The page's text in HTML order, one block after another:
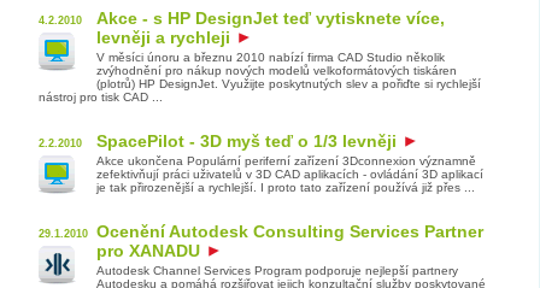
4.2.2010
Akce - s HP DesignJet teď vytisknete více,
levněji a rychleji
V měsíci únoru a březnu 2010 nabízí firma CAD Studio několik
zvýhodnění pro nákup nových modelů velkoformátových tiskáren
(plotrů) HP DesignJet. Využijte poskytnutých slev a pořiďte si rychlejší
nástroj pro tisk CAD ...
2.2.2010 SpacePilot - 3D myš teď o 1/3 levněji
Akce ukončena Populární periferní zařízení 3Dconnexion významně
zefektivňují práci uživatelů v 3D CAD aplikacích - ovládání 3D aplikací
je tak přirozenější a rychlejší. I proto tato zařízení používá již přes ...
29.1.2010
Ocenění Autodesk Consulting Services Partner
pro XANADU
Autodesk Channel Services Program podporuje nejlepší partnery
Autodesku a pomáhá rozšiřovat jejich konzultační služby poskytované